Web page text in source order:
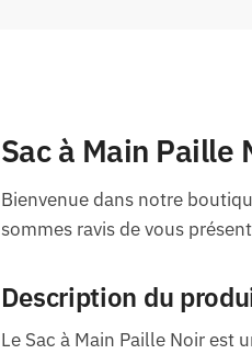
Sac à Main Paille
Bienvenue dans notre
sommes ravis de vous
Description du
Le Sac à Main Paille Noir est